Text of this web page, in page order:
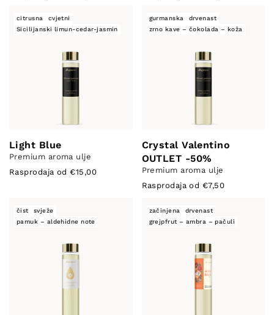
citrusna
cvjetni
Sicilijanski limun-cedar-jasmin
Light Blue
Premium aroma ulje
Rasprodaja od €15,00
gurmanska
drvenast
zrno kave – čokolada – koža
Crystal Valentino
OUTLET -50%
Premium aroma ulje
Rasprodaja od €7,50
čist
svježe
pamuk – aldehidne note
začinjena
drvenast
grejpfrut – ambra – pačuli